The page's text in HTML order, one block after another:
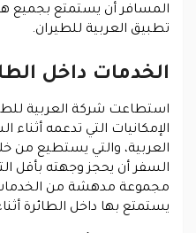
المسافر أن يستمتع بجميع
تطبيق العربية للطيران.
الخدمات داخل
استطاعت شركة العربية
الإمكانيات التي تدعمه
العربية، والتي يستطيع من
السفر أن يحجز وجهته بأقل
مجموعة مدهشة من الخدمات
يستمتع بها داخل الطائرة